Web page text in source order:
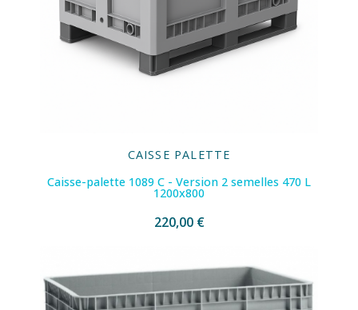
CAISSE PALETTE
Caisse-palette 1089 C - Version 2 semelles 470 L
1200x800
220,00 €